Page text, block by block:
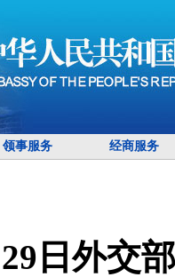
领事服务 经商服务
日外交